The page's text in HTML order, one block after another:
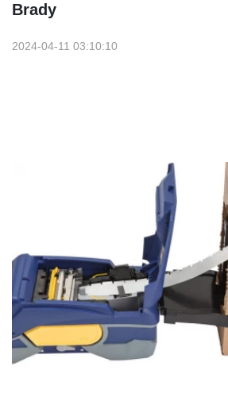
Brady
2024-04-11 03:10:10